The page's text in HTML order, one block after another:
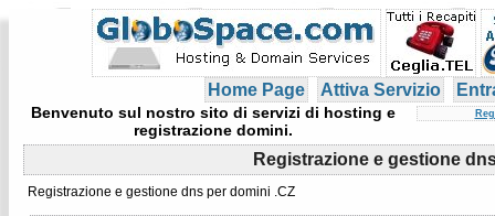
Home Page Attiva Servizio
Benvenuto sul nostro sito di servizi di hosting e
registrazione domini.
Registrazione e gestione
Registrazione e gestione dns per domini .CZ